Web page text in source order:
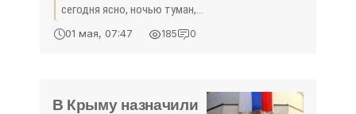
сегодня ясно, ночью туман,
днем без осадков. Об этом
Крыминформу сообщили в
субботу в Крыму
01 мая, 07:47 185 0
В Крыму назначили